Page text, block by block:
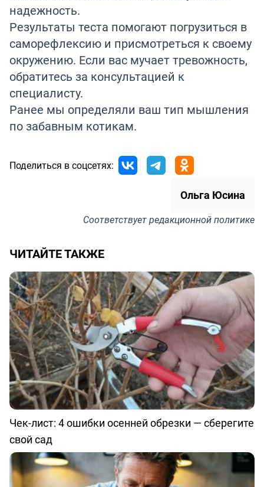
надежность.
Результаты теста помогают погрузиться в
саморефлексию и присмотреться к своему
окружению. Если вас мучает тревожность,
обратитесь за консультацией к
специалисту.
Ранее мы определяли ваш тип мышления
по забавным котикам.
Поделиться в соцсетях:
Ольга Юсина
Соответствуетредакционной политике
ЧИТАЙТЕ ТАКЖЕ
Чек-лист: 4 ошибки осенней обрезки — сберегите
свой сад